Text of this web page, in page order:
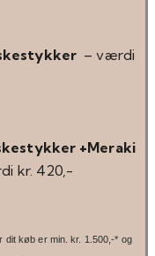
– værdi
+Meraki
kr. 420,-
dit køb er min. kr. 1.500,-* og